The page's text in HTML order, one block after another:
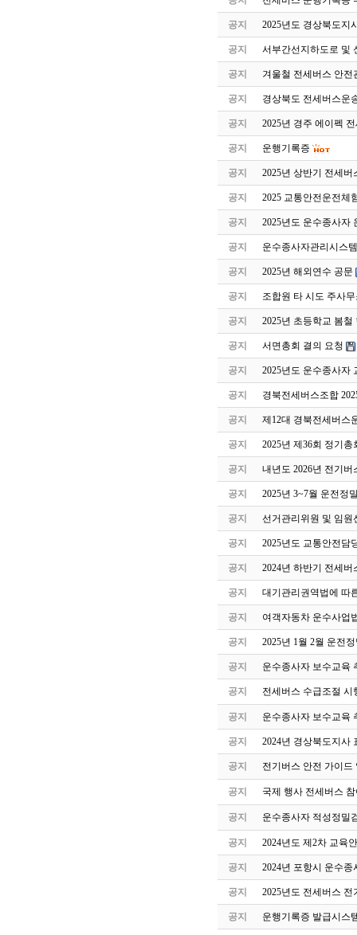
공지 2025년도 경상북도지
공지 서부간선지하도로 및
공지 겨울철 전세버스 안전
공지 경상북도 전세버스운
공지 2025년 경주 에이펙
공지 운행기록증
공지 2025년 상반기 전세
공지 2025 교통안전운전체
공지 2025년도 운수종사자
공지 운수종사자관리시스
공지 2025년 해외연수 공문
공지 조합원 타 시도 주사
공지 2025년 초등학교 봄
공지 서면총회 결의 요청
공지 2025년도 운수종사자
공지 경북전세버스조합
공지 제12대 경북전세버스
공지 2025년 제36회 정기총
공지 내년도 2026년 전기
공지 2025년 3~7월 운전정
공지 선거관리위원 및 임원
공지 2025년도 교통안전담
공지 2024년 하반기 전세
공지 대기관리권역법에 따
공지 여객자동차 운수사업
공지 2025년 1월 2월 운전
공지 운수종사자 보수교육
공지 전세버스 수급조절 시
공지 운수종사자 보수교육
공지 2024년 경상북도지사
공지 전기버스 안전 가이드
공지 국제 행사 전세버스
공지 운수종사자 적성정밀
공지 2024년도 제2차 교육
공지 2024년 포항시 운수
공지 2025년도 전세버스
공지 운행기록증 발급시스